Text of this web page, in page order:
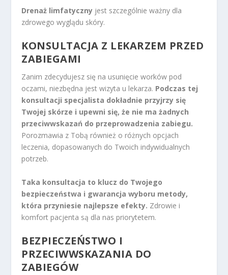
Drenaż limfatyczny jest szczególnie ważny dla
zdrowego wyglądu skóry.
KONSULTACJA Z LEKARZEM PRZED
ZABIEGAMI
Zanim zdecydujesz się na usunięcie worków pod
oczami, niezbędna jest wizyta u lekarza. Podczas tej
konsultacji specjalista dokładnie przyjrzy się
Twojej skórze i upewni się, że nie ma żadnych
przeciwwskazań do przeprowadzenia zabiegu.
Porozmawia z Tobą również o różnych opcjach
leczenia, dopasowanych do Twoich indywidualnych
potrzeb.
Taka konsultacja to klucz do Twojego
bezpieczeństwa i gwarancja wyboru metody,
która przyniesie najlepsze efekty. Zdrowie i
komfort pacjenta są dla nas priorytetem.
BEZPIECZEŃSTWO I
PRZECIWWSKAZANIA DO
ZABIEGÓW